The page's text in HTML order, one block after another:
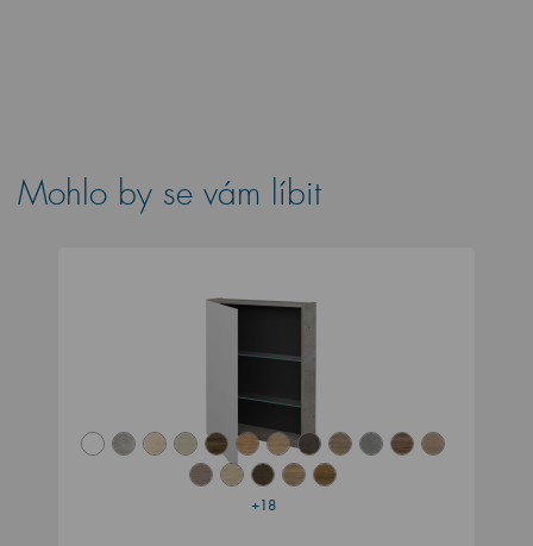
Mohlo by se vám líbit
+18